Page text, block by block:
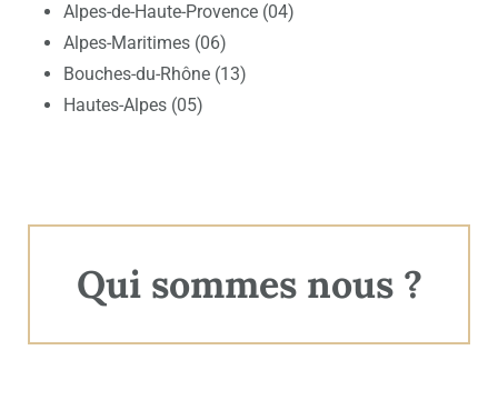
Alpes-de-Haute-Provence (04)
Alpes-Maritimes (06)
Bouches-du-Rhône (13)
Hautes-Alpes (05)
Qui sommes nous ?